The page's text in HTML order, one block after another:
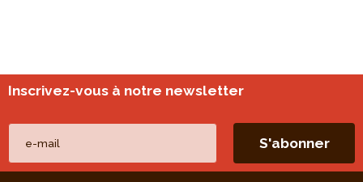
Inscrivez-vous à notre newsletter